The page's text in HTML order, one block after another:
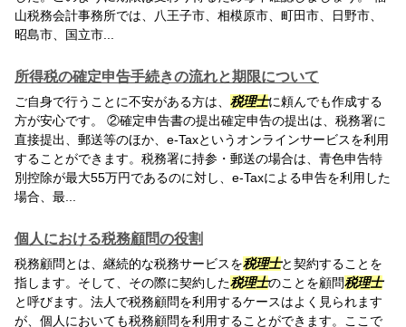
山税務会計事務所では、八王子市、相模原市、町田市、日野市、
昭島市、国立市...
所得税の確定申告手続きの流れと期限について
ご自身で行うことに不安がある方は、 税理士に頼んでも作成する
方が安心です。 ②確定申告書の提出確定申告の提出は、税務署に
直接提出、郵送等のほか、e-Taxというオンラインサービスを利用
することができます。税務署に持参・郵送の場合は、青色申告特
別控除が最大55万円であるのに対し、e-Taxによる申告を利用した
場合、最...
個人における税務顧問の役割
税務顧問とは、継続的な税務サービスを税理士と契約することを
指します。そして、その際に契約した税理士のことを顧問税理士
と呼びます。法人で税務顧問を利用するケースはよく見られます
が、個人においても税務顧問を利用することができます。ここで